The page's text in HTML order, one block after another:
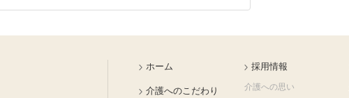
ホーム
介護へのこだわり
採用情報
介護への思い